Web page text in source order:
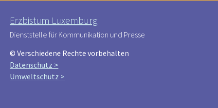
Erzbistum Luxemburg
Dienststelle für Kommunikation und Presse
© Verschiedene Rechte vorbehalten
Datenschutz >
Umweltschutz >